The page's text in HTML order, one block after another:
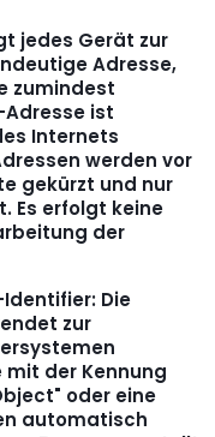
jedes Gerät zur
Adresse,
zumindest
Adresse ist
Internets
werden vor
gekürzt und nur
Es erfolgt keine
der
Die
zur
der Kennung
oder eine
automatisch